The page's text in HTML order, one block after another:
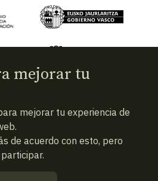
— Zientzia elkartea
y condiciones
de privacidad
mejorar tu
mejorar tu experiencia de
de acuerdo con esto, pero